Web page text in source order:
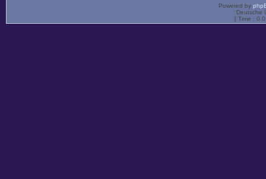
Powered by
Deutsche
[ Time :